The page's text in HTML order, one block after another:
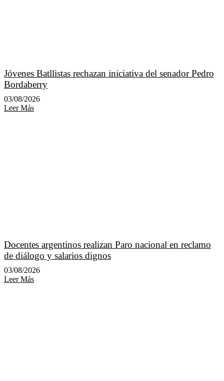
Jóvenes Batllistas rechazan iniciativa del senador Pedro
Bordaberry
03/08/2026
Leer Más
Docentes argentinos realizan Paro nacional en reclamo
de diálogo y salarios dignos
03/08/2026
Leer Más